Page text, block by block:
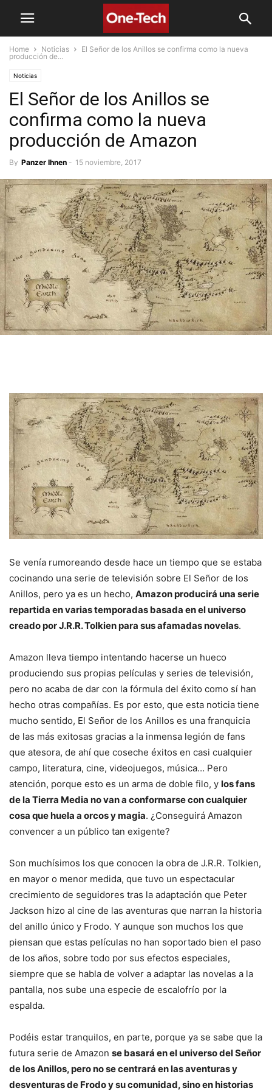
Home Noticias
El Señor de los Anillos se confirma como la nueva
producción de...
Noticias
El Señor de los Anillos se
confirma como la nueva
producción de Amazon
By Panzer Ihnen - 15 noviembre, 2017
Se venía rumoreando desde hace un tiempo que se estaba
cocinando una serie de televisión sobre El Señor de los
Anillos, pero ya es un hecho, Amazon producirá una serie
repartida en varias temporadas basada en el universo
creado por J.R.R. Tolkien para sus afamadas novelas.
Amazon lleva tiempo intentando hacerse un hueco
produciendo sus propias películas y series de televisión,
pero no acaba de dar con la fórmula del éxito como sí han
hecho otras compañías. Es por esto, que esta noticia tiene
mucho sentido, El Señor de los Anillos es una franquicia
de las más exitosas gracias a la inmensa legión de fans
que atesora, de ahí que coseche éxitos en casi cualquier
campo, literatura, cine, videojuegos, música… Pero
atención, porque esto es un arma de doble filo, y los fans
de la Tierra Media no van a conformarse con cualquier
cosa que huela a orcos y magia. ¿Conseguirá Amazon
convencer a un público tan exigente?
Son muchísimos los que conocen la obra de J.R.R. Tolkien,
en mayor o menor medida, que tuvo un espectacular
crecimiento de seguidores tras la adaptación que Peter
Jackson hizo al cine de las aventuras que narran la historia
del anillo único y Frodo. Y aunque son muchos los que
piensan que estas películas no han soportado bien el paso
de los años, sobre todo por sus efectos especiales,
siempre que se habla de volver a adaptar las novelas a la
pantalla, nos sube una especie de escalofrío por la
espalda.
Podéis estar tranquilos, en parte, porque ya se sabe que la
futura serie de Amazon se basará en el universo del Señor
de los Anillos, pero no se centrará en las aventuras y
desventuras de Frodo y su comunidad, sino en historias